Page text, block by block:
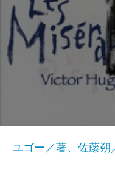
ユゴー／著、佐藤朔